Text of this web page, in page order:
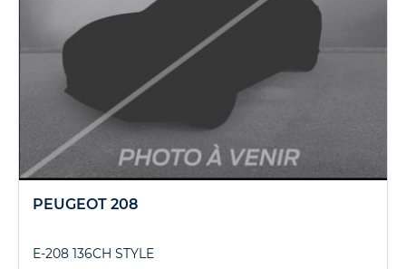
PEUGEOT 208
E-208 136CH STYLE